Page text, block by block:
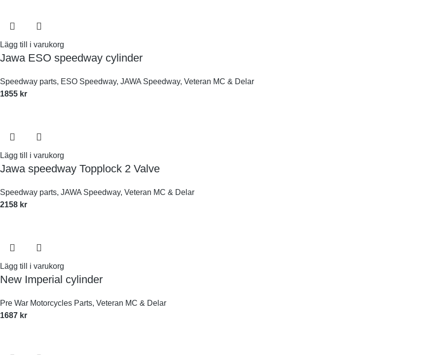
Lägg till i varukorg
Jawa ESO speedway cylinder
Speedway parts, ESO Speedway, JAWA Speedway, Veteran MC & Delar
1855 kr
Lägg till i varukorg
Jawa speedway Topplock 2 Valve
Speedway parts, JAWA Speedway, Veteran MC & Delar
2158 kr
Lägg till i varukorg
New Imperial cylinder
Pre War Motorcycles Parts, Veteran MC & Delar
1687 kr